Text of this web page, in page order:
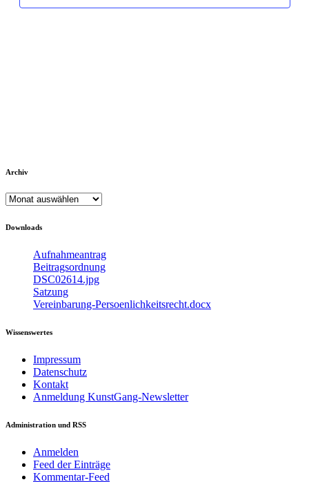
Archiv
Archiv
Downloads
Aufnahmeantrag
Beitragsordnung
DSC02614.jpg
Satzung
Vereinbarung-Persoenlichkeitsrecht.docx
Wissenswertes
Impressum
Datenschutz
Kontakt
Anmeldung KunstGang-Newsletter
Administration und RSS
Anmelden
Feed der Einträge
Kommentar-Feed